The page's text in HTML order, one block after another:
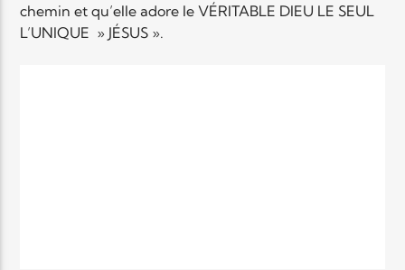
Elyon Live
chemin et qu’elle adore le VÉRITABLE DIEU LE SEUL
L’UNIQUE » JÉSUS ».